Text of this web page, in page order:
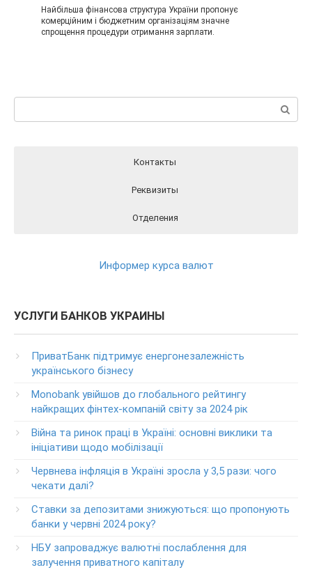
Найбільша фінансова структура України пропонує
комерційним і бюджетним організаціям значне
спрощення процедури отримання зарплати.
Пошук:
Контакты
Реквизиты
Отделения
Круглосуточный телефон поддержки клиентов
+38-056-716-11-31
клиентов ПриватБанка
Колл центр: 3700
Круглосуточный телефон поддержки VIP­-клиентов
ПриватБанка
+38-056-716-12-12
+38-073-900-00-02
Круглосуточный телефон поддержки владельцев карт
класса GOLD
0-800-504-707
Круглосуточный телефон поддержки обслуживания
Информер курса валют
УСЛУГИ БАНКОВ УКРАИНЫ
ПриватБанк підтримує енергонезалежність
українського бізнесу
Monobank увійшов до глобального рейтингу
найкращих фінтех-компаній світу за 2024 рік
Війна та ринок праці в Україні: основні виклики та
ініціативи щодо мобілізації
Червнева інфляція в Україні зросла у 3,5 рази: чого
чекати далі?
Ставки за депозитами знижуються: що пропонують
банки у червні 2024 року?
НБУ запроваджує валютні послаблення для
залучення приватного капіталу